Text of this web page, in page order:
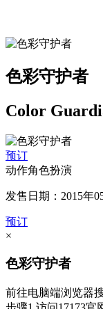
色彩守护者
Color
预订
动作角色扮演
发售日期：2015年
预订
×
色彩守护者
前往电脑端浏览器